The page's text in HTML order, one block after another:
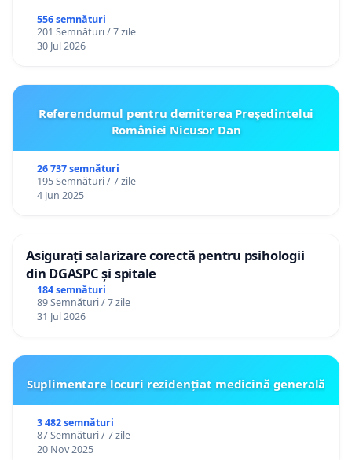
556 semnături
201 Semnături / 7 zile
30 Jul 2026
Referendumul pentru demiterea Preşedintelui
României Nicusor Dan
26 737 semnături
195 Semnături / 7 zile
4 Jun 2025
Asigurați salarizare corectă pentru psihologii
din DGASPC și spitale
184 semnături
89 Semnături / 7 zile
31 Jul 2026
Suplimentare locuri rezidențiat medicină generală
3 482 semnături
87 Semnături / 7 zile
20 Nov 2025